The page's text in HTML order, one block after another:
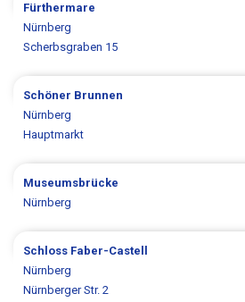
Fürthermare
Nürnberg
Scherbsgraben 15
Schöner Brunnen
Nürnberg
Hauptmarkt
Museumsbrücke
Nürnberg
Schloss Faber-Castell
Nürnberg
Nürnberger Str. 2